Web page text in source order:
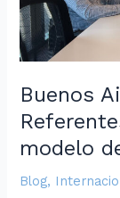
Buenos
modelo
Blog,
Chile
analizan
el
del
Parque
de